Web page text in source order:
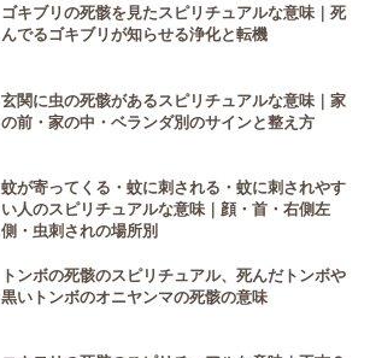
ゴキブリの死骸を見たスピリチュアルな意味｜死
んでるゴキブリが知らせる浄化と転機
玄関に虫の死骸があるスピリチュアルな意味｜家
の前・家の中・ベランダ別のサインと整え方
蚊が寄ってくる・蚊に刺される・蚊に刺されやす
い人のスピリチュアルな意味｜顔・首・右側左
側・虫刺されの場所別
トンボの死骸のスピリチュアル、死んだトンボや
黒いトンボのオニヤンマの死骸の意味